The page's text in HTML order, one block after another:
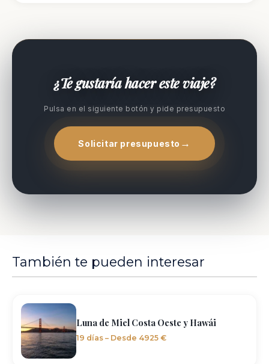
¿Te gustaría hacer este viaje?
Pulsa en el siguiente botón y pide presupuesto
Solicitar presupuesto
También te pueden interesar
Luna de Miel Costa Oeste y Hawái
19 días – Desde 4925 €